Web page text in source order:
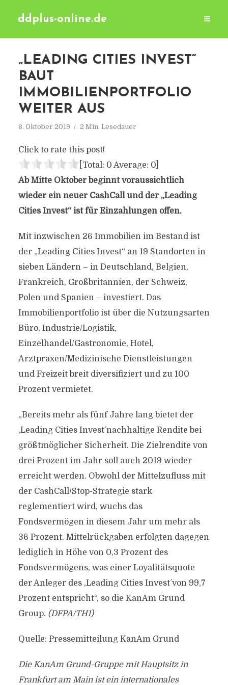
ddplus-online.de
„LEADING CITIES INVEST“
BAUT
IMMOBILIENPORTFOLIO
WEITER AUS
8. Oktober 2019 2 Min. Lesedauer
Click to rate this post!
[Total: 0 Average: 0]
Ab Mitte Oktober beginnt voraussichtlich
wieder ein neuer CashCall und der „Leading
Cities Invest“ ist für Einzahlungen offen.
Mit inzwischen 26 Immobilien im Bestand ist
der „Leading Cities Invest“ an 19 Standorten in
sieben Ländern – in Deutschland, Belgien,
Frankreich, Großbritannien, der Schweiz,
Polen und Spanien – investiert. Das
Immobilienportfolio ist über die Nutzungsarten
Büro, Industrie/Logistik,
Einzelhandel/Gastronomie, Hotel,
Arztpraxen/Medizinische Dienstleistungen
und Freizeit breit diversifiziert und zu 100
Prozent vermietet.
„Bereits mehr als fünf Jahre lang bietet der
,Leading Cities Invest´ nachhaltige Rendite bei
größtmöglicher Sicherheit. Die Zielrendite von
drei Prozent im Jahr soll auch 2019 wieder
erreicht werden. Obwohl der Mittelzufluss mit
der CashCall/Stop-Strategie stark
reglementiert wird, wuchs das
Fondsvermögen in diesem Jahr um mehr als
36 Prozent. Mittelrückgaben erfolgten dagegen
lediglich in Höhe von 0,3 Prozent des
Fondsvermögens, was einer Loyalitätsquote
der Anleger des ,Leading Cities Invest´ von 99,7
Prozent entspricht“, so die KanAm Grund
Group. (DFPA/TH1)
Quelle: Pressemitteilung KanAm Grund
Die KanAm Grund-Gruppe mit Hauptsitz in
Frankfurt am Main ist ein internationales